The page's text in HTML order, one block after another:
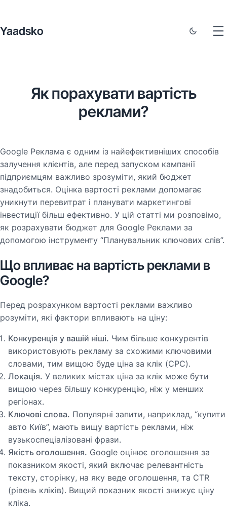
Yaadsko
Як порахувати вартість
реклами?
Google Реклама є одним із найефективніших способів
залучення клієнтів, але перед запуском кампанії
підприємцям важливо зрозуміти, який бюджет
знадобиться. Оцінка вартості реклами допомагає
уникнути перевитрат і планувати маркетингові
інвестиції більш ефективно. У цій статті ми розповімо,
як розрахувати бюджет для Google Реклами за
допомогою інструменту “Планувальник ключових слів”.
Що впливає на вартість реклами в
Google?
Перед розрахунком вартості реклами важливо
розуміти, які фактори впливають на ціну:
Конкуренція у вашій ніші. Чим більше конкурентів
використовують рекламу за схожими ключовими
словами, тим вищою буде ціна за клік (CPC).
Локація. У великих містах ціна за клік може бути
вищою через більшу конкуренцію, ніж у менших
регіонах.
Ключові слова. Популярні запити, наприклад, “купити
авто Київ”, мають вищу вартість реклами, ніж
вузькоспеціалізовані фрази.
Якість оголошення. Google оцінює оголошення за
показником якості, який включає релевантність
тексту, сторінку, на яку веде оголошення, та CTR
(рівень кліків). Вищий показник якості знижує ціну
кліка.